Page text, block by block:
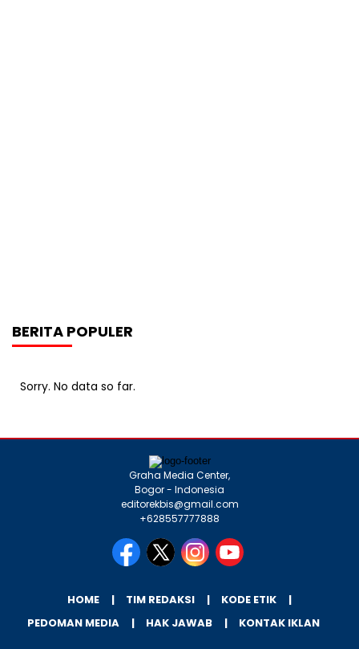
BERITA POPULER
Sorry. No data so far.
Graha Media Center,
Bogor - Indonesia
editorekbis@gmail.com
+628557777888
HOME TIM REDAKSI
KODE ETIK
PEDOMAN MEDIA
HAK JAWAB KONTAK IKLAN